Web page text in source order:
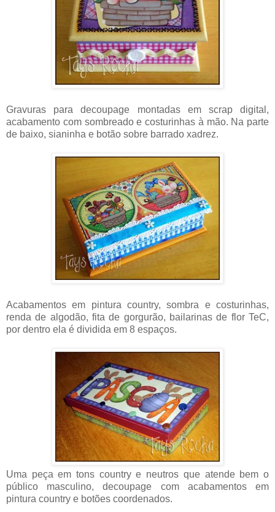
Gravuras para decoupage montadas em scrap digital,
acabamento com sombreado e costurinhas à mão. Na parte
de baixo, sianinha e botão sobre barrado xadrez.
Acabamentos em pintura country, sombra e costurinhas,
renda de algodão, fita de gorgurão, bailarinas de flor TeC,
por dentro ela é dividida em 8 espaços.
Uma peça em tons country e neutros que atende bem o
público masculino, decoupage com acabamentos em
pintura country e botões coordenados.